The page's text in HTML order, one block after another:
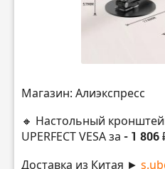
Магазин: Алиэкспресс
🔸 Настольный
UPERFECT VESA за - 1 806
Доставка из Китая ►